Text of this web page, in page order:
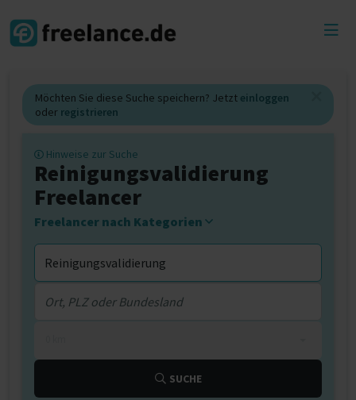
Möchten Sie diese Suche speichern? Jetzt einloggen
oder registrieren
Hinweise zur Suche
Reinigungsvalidierung
Freelancer
Freelancer nach Kategorien
SUCHE